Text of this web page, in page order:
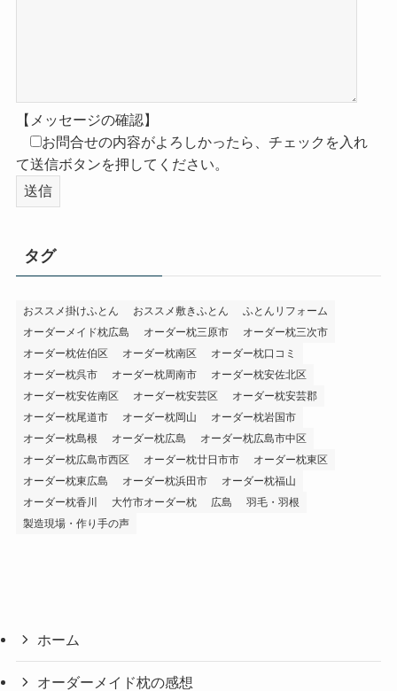
【メッセージの確認】
お問合せの内容がよろしかったら、チェックを入れ
て送信ボタンを押してください。
タグ
おススメ掛けふとん おススメ敷きふとん
ふとんリフォーム
オーダーメイド枕広島
オーダー枕三原市
オーダー枕三次市
オーダー枕佐伯区
オーダー枕南区
オーダー枕口コミ
オーダー枕呉市
オーダー枕周南市
オーダー枕安佐北区
オーダー枕安佐南区
オーダー枕安芸区
オーダー枕安芸郡
オーダー枕尾道市
オーダー枕岡山
オーダー枕岩国市
オーダー枕島根
オーダー枕広島
オーダー枕広島市中区
オーダー枕広島市西区
オーダー枕廿日市市
オーダー枕東区
オーダー枕東広島
オーダー枕浜田市
オーダー枕福山
オーダー枕香川
大竹市オーダー枕 広島
羽毛・羽根
製造現場・作り手の声
ホーム
オーダーメイド枕の感想